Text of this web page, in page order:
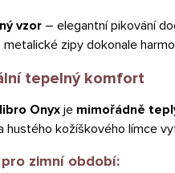
vzor – elegantní pikování
metalické zipy dokonale
tepelný komfort
Onyx je mimořádně
hustého kožíškového límce
zimní období: